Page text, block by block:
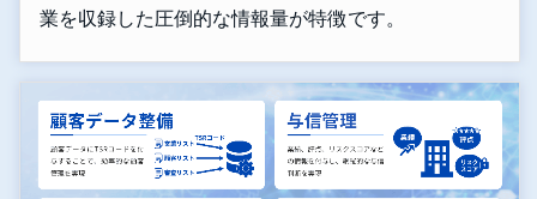
業を収録した圧倒的な情報量が特徴です。